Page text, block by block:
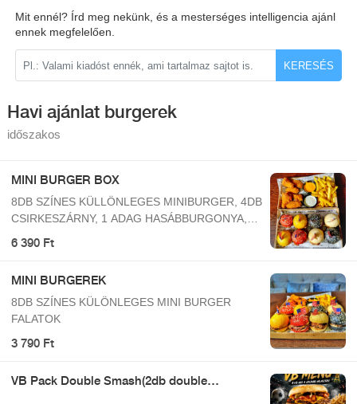
Mit ennél? Írd meg nekünk, és a mesterséges intelligencia ajánl
ennek megfelelően.
KERESÉS
Havi ajánlat burgerek
időszakos
MINI BURGER BOX
8DB SZÍNES KÜLLÖNLEGES MINIBURGER, 4DB
CSIRKESZÁRNY, 1 ADAG HASÁBBURGONYA,
6 390 Ft
MINI BURGEREK
8DB SZÍNES KÜLÖNLEGES MINI BURGER
FALATOK
3 790 Ft
VB Pack Double Smash(2db double